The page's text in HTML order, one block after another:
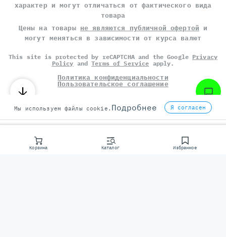
Корзина Каталог Избранное
характер и могут отличаться от фактического вида
товара
Цены на товары не являются публичной офертой и
могут меняться в зависимости от курса валют
This site is protected by reCAPTCHA and the Google Privacy
Policy andTerms of Service apply.
Политика конфиденциальности
Пользовательское соглашение
©СЕРВЕР МОЛЛ, 2014-2026
Мы используем файлы cookie. Подробнее Я согласен